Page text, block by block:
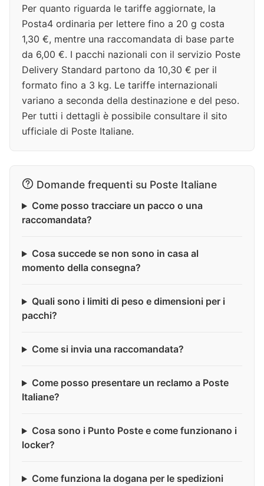
Per quanto riguarda le tariffe aggiornate, la
Posta4 ordinaria per lettere fino a 20 g costa
1,30 €, mentre una raccomandata di base parte
da 6,00 €. I pacchi nazionali con il servizio Poste
Delivery Standard partono da 10,30 € per il
formato fino a 3 kg. Le tariffe internazionali
variano a seconda della destinazione e del peso.
Per tutti i dettagli è possibile consultare il sito
ufficiale di Poste Italiane.
Domande frequenti su Poste Italiane
Come posso tracciare un pacco o una
raccomandata?
Cosa succede se non sono in casa al
momento della consegna?
Quali sono i limiti di peso e dimensioni per i
pacchi?
Come si invia una raccomandata?
Come posso presentare un reclamo a Poste
Italiane?
Cosa sono i Punto Poste e come funzionano i
locker?
Come funziona la dogana per le spedizioni